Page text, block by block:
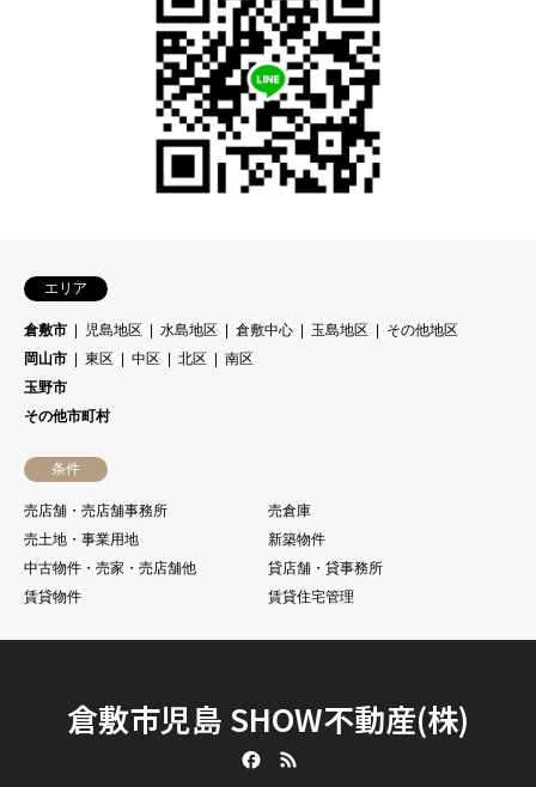
エリア
倉敷市 児島地区 水島地区 倉敷中心 玉島地区
その他地区
岡山市
東区 中区 北区
南区
玉野市
その他市町村
条件
売店舗・売店舗事務所
売倉庫
売土地・事業用地
新築物件
中古物件・売家・売店舗他
貸店舗・貸事務所
賃貸物件
賃貸住宅管理
倉敷市児島 SHOW不動産(株)